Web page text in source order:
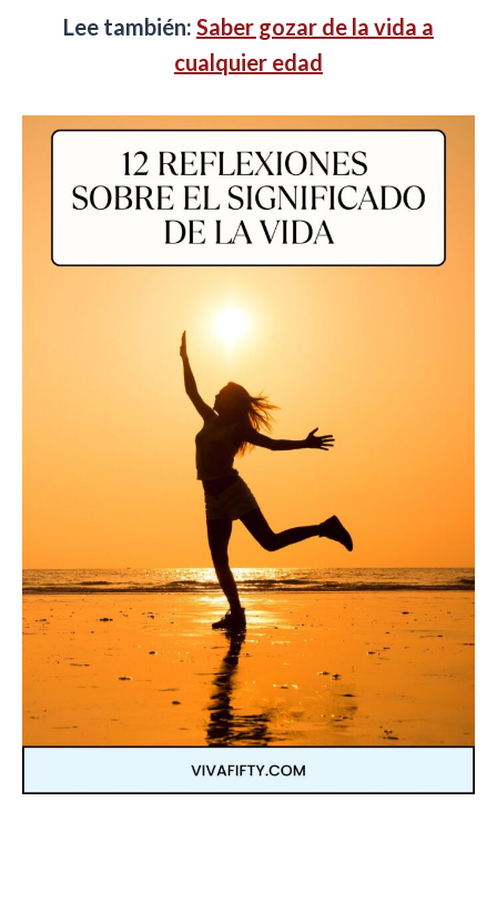
Lee también: Saber gozar de la vida a
cualquier edad